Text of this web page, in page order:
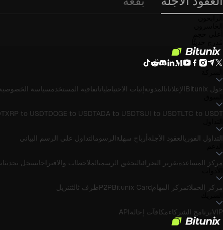
حول Bitunix
الإعلاناتالمدونةإثبات الاحتياطياتاتفاقية المستخدمسياسة
XRP to USDTDOGE to USDTADA to USDTSUI to USDTLTC to USDT
التداول الفوريالعقود الآجلة أرباح سهلةالرسومالتداول على الرسم البياني
مركز المساعدةتقرير الضرائبالتحقق الرسميالملاحظات والاقتراحاتسجل
مركز الحملاتمركز المهام P2PBitunix Card طرف ثالثتنزيل
برنامج الشركاءمكافآت إحالةAPI